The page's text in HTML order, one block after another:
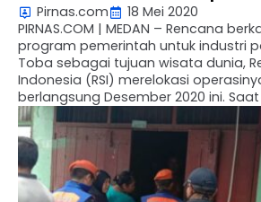
Ikan Nila
Pirnas.com
18 Mei 2020
PIRNAS.COM | MEDAN – Rencana
program pemerintah untuk industri
Toba sebagai tujuan wisata dunia,
Indonesia (RSI) merelokasi
berlangsung Desember 2020 ini.
tilapia (nila) tersebut telah
pemerintah daerah dan masyarakat
Demikian External Affair Senior
Indonesia …